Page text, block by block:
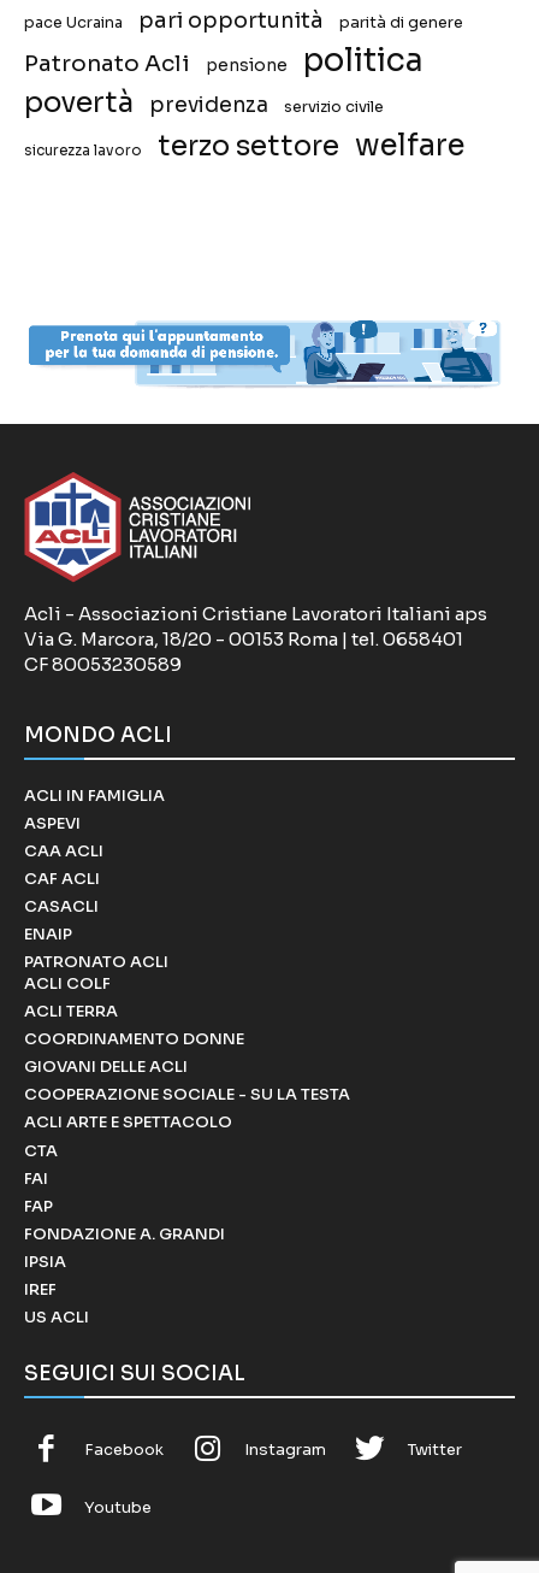
pace Ucraina pari opportunità parità di genere
Patronato Acli pensione politica
povertà previdenza servizio civile
sicurezza lavoro terzo settore welfare
Acli - Associazioni Cristiane Lavoratori Italiani aps
Via G. Marcora, 18/20 - 00153 Roma | tel. 0658401
CF 80053230589
MONDO ACLI
ACLI IN FAMIGLIA
ASPEVI
CAA ACLI
CAF ACLI
CASACLI
ENAIP
PATRONATO ACLI
ACLI COLF
ACLI TERRA
COORDINAMENTO DONNE
GIOVANI DELLE ACLI
COOPERAZIONE SOCIALE - SU LA TESTA
ACLI ARTE E SPETTACOLO
CTA
FAI
FAP
FONDAZIONE A. GRANDI
IPSIA
IREF
US ACLI
SEGUICI SUI SOCIAL
Facebook Instagram Twitter
Youtube